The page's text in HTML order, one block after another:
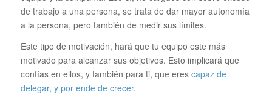
de trabajo a una persona, se trata de dar mayor autonomía
a la persona, pero también de medir sus límites.
Este tipo de motivación, hará que tu equipo este más
motivado para alcanzar sus objetivos. Esto implicará que
confías en ellos, y también para ti, que eres capaz de
delegar, y por ende de crecer.